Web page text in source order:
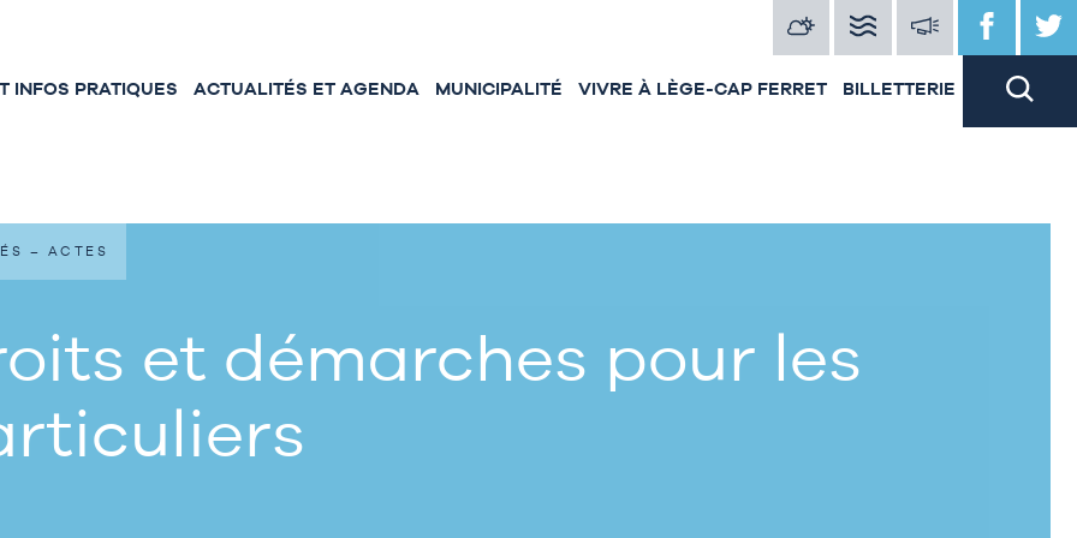
INFOS PRATIQUES ACTUALITÉS ET AGENDA MUNICIPALITÉ VIVRE À LÈGE-CAP FERRET BILLETTERIE
et démarches pour les
– ACTES